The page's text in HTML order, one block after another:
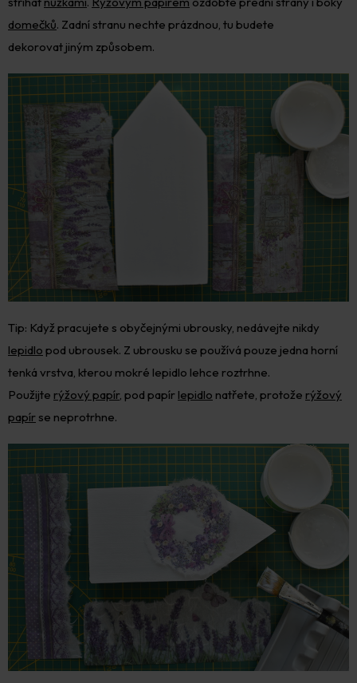
domečků. Zadní stranu nechte prázdnou, tu budete
dekorovat jiným způsobem.
Tip: Když pracujete s obyčejnými ubrousky, nedávejte nikdy
lepidlo pod ubrousek. Z ubrousku se používá pouze jedna horní
tenká vrstva, kterou mokré lepidlo lehce roztrhne.
Použijte rýžový papír, pod papír lepidlo natřete, protože rýžový
papír se neprotrhne.